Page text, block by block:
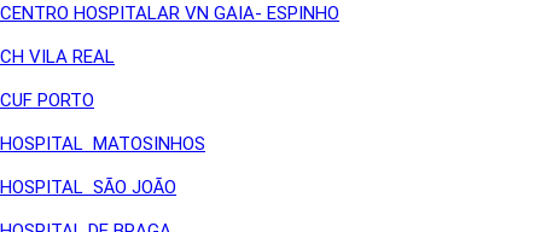
CENTRO HOSPITALAR VN GAIA- ESPINHO
CH VILA REAL
CUF PORTO
HOSPITAL MATOSINHOS
HOSPITAL SÃO JOÃO